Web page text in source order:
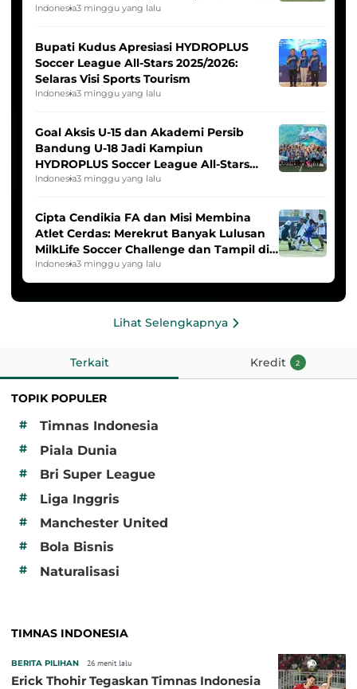
Indonesia Putri
Indonesia3 minggu yang lalu
Bupati Kudus Apresiasi HYDROPLUS
Soccer League All-Stars 2025/2026:
Selaras Visi Sports Tourism
Indonesia3 minggu yang lalu
Goal Aksis U-15 dan Akademi Persib
Bandung U-18 Jadi Kampiun
HYDROPLUS Soccer League All-Stars
2025/2026
Indonesia3 minggu yang lalu
Cipta Cendikia FA dan Misi Membina
Atlet Cerdas: Merekrut Banyak Lulusan
MilkLife Soccer Challenge dan Tampil di
HYDROPLUS Soccer League
Indonesia3 minggu yang lalu
Lihat Selengkapnya
Terkait Kredit 2
TOPIK POPULER
#
Timnas Indonesia
# Piala Dunia
# Bri Super League
# Liga Inggris
# Manchester United
# Bola Bisnis
# Naturalisasi
TIMNAS INDONESIA
BERITA PILIHAN 26 menit lalu
Erick Thohir Tegaskan Timnas Indonesia